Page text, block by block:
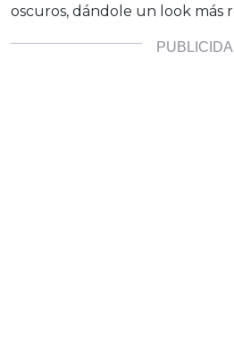
oscuros, dándole un look más